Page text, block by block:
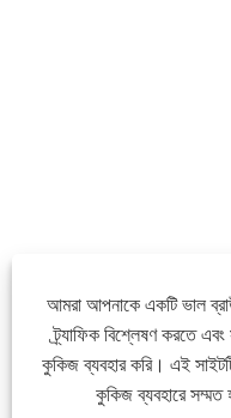
আমরা আপনাকে একটি ভাল
ট্র্যাফিক বিশ্লেষণ করতে
কুকিজ ব্যবহার করি। এই
কুকিজ ব্যবহারে